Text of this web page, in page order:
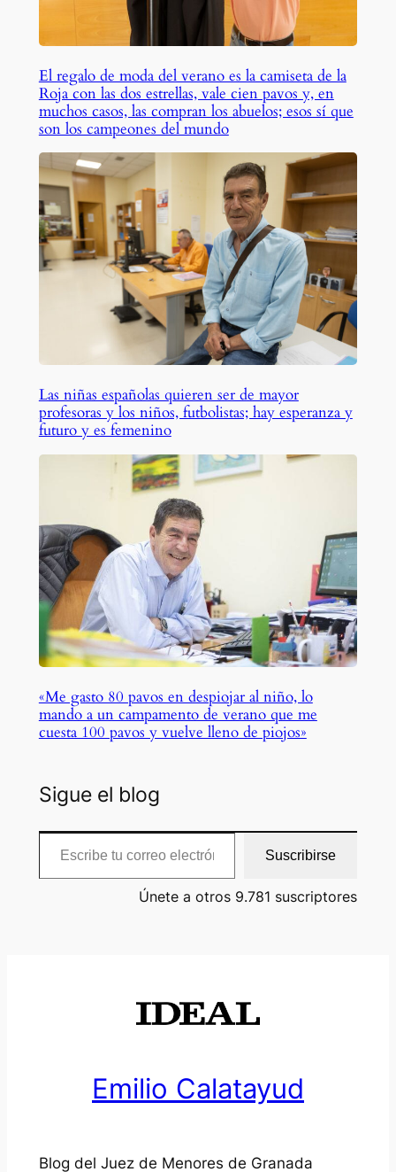
El regalo de moda del verano es la camiseta de la
Roja con las dos estrellas, vale cien pavos y, en
muchos casos, las compran los abuelos; esos sí que
son los campeones del mundo
Las niñas españolas quieren ser de mayor
profesoras y los niños, futbolistas; hay esperanza y
futuro y es femenino
«Me gasto 80 pavos en despiojar al niño, lo
mando a un campamento de verano que me
cuesta 100 pavos y vuelve lleno de piojos»
Sigue el blog
Escribe tu correo electrónico…
Suscribirse
Únete a otros 9.781 suscriptores
Emilio Calatayud
Blog del Juez de Menores de Granada